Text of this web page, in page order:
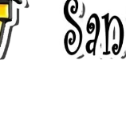
o en mezcla,
radicular de
y soporte.